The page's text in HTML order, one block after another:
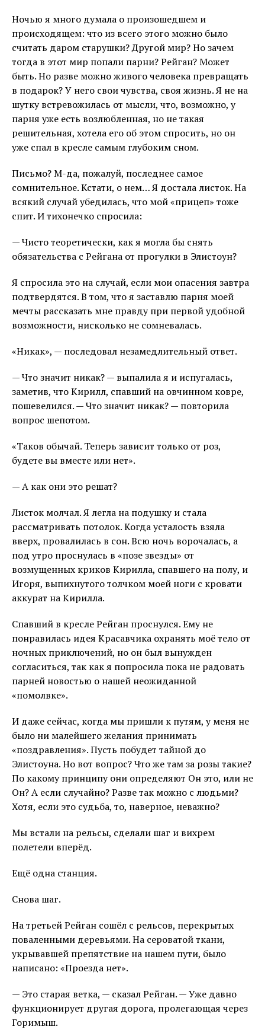
Ночью я много думала о произошедшем и
происходящем: что из всего этого можно было
считать даром старушки? Другой мир? Но зачем
тогда в этот мир попали парни? Рейган? Может
быть. Но разве можно живого человека превращать
в подарок? У него свои чувства, своя жизнь. Я не на
шутку встревожилась от мысли, что, возможно, у
парня уже есть возлюбленная, но не такая
решительная, хотела его об этом спросить, но он
уже спал в кресле самым глубоким сном.
Письмо? М-да, пожалуй, последнее самое
сомнительное. Кстати, о нем… Я достала листок. На
всякий случай убедилась, что мой «прицеп» тоже
спит. И тихонечко спросила:
— Чисто теоретически, как я могла бы снять
обязательства с Рейгана от прогулки в Элистоун?
Я спросила это на случай, если мои опасения завтра
подтвердятся. В том, что я заставлю парня моей
мечты рассказать мне правду при первой удобной
возможности, нисколько не сомневалась.
«Никак», — последовал незамедлительный ответ.
— Что значит никак? — выпалила я и испугалась,
заметив, что Кирилл, спавший на овчинном ковре,
пошевелился. — Что значит никак? — повторила
вопрос шепотом.
«Таков обычай. Теперь зависит только от роз,
будете вы вместе или нет».
— А как они это решат?
Листок молчал. Я легла на подушку и стала
рассматривать потолок. Когда усталость взяла
вверх, провалилась в сон. Всю ночь ворочалась, а
под утро проснулась в «позе звезды» от
возмущенных криков Кирилла, спавшего на полу, и
Игоря, выпихнутого толчком моей ноги с кровати
аккурат на Кирилла.
Спавший в кресле Рейган проснулся. Ему не
понравилась идея Красавчика охранять моё тело от
ночных приключений, но он был вынужден
согласиться, так как я попросила пока не радовать
парней новостью о нашей неожиданной
«помолвке».
И даже сейчас, когда мы пришли к путям, у меня не
было ни малейшего желания принимать
«поздравления». Пусть побудет тайной до
Элистоуна. Но вот вопрос? Что же там за розы такие?
По какому принципу они определяют Он это, или не
Он? А если случайно? Разве так можно с людьми?
Хотя, если это судьба, то, наверное, неважно?
Мы встали на рельсы, сделали шаг и вихрем
полетели вперёд.
Ещё одна станция.
Снова шаг.
На третьей Рейган сошёл с рельсов, перекрытых
поваленными деревьями. На сероватой ткани,
укрывавшей препятствие на нашем пути, было
написано: «Проезда нет».
— Это старая ветка, — сказал Рейган. — Уже давно
функционирует другая дорога, пролегающая через
Горимыш.